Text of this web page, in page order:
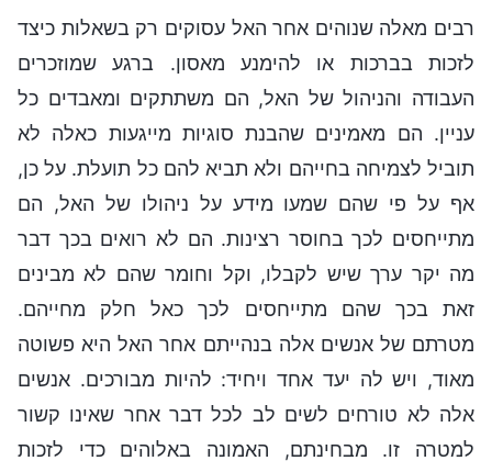
רבים מאלה שנוהים אחר האל עסוקים רק בשאלות כיצד
לזכות בברכות או להימנע מאסון. ברגע שמוזכרים
העבודה והניהול של האל, הם משתתקים ומאבדים כל
עניין. הם מאמינים שהבנת סוגיות מייגעות כאלה לא
תוביל לצמיחה בחייהם ולא תביא להם כל תועלת. על כן,
אף על פי שהם שמעו מידע על ניהולו של האל, הם
מתייחסים לכך בחוסר רצינות. הם לא רואים בכך דבר
מה יקר ערך שיש לקבלו, וקל וחומר שהם לא מבינים
זאת בכך שהם מתייחסים לכך כאל חלק מחייהם.
מטרתם של אנשים אלה בנהייתם אחר האל היא פשוטה
מאוד, ויש לה יעד אחד ויחיד: להיות מבורכים. אנשים
אלה לא טורחים לשים לב לכל דבר אחר שאינו קשור
למטרה זו. מבחינתם, האמונה באלוהים כדי לזכות